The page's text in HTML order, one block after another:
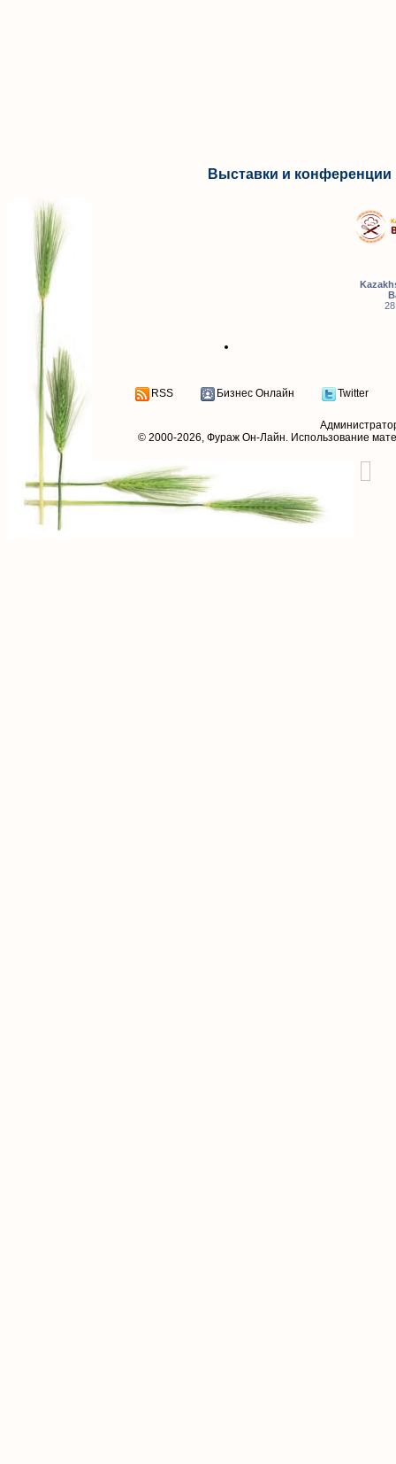
Выставки и конференции
RSS Бизнес Онлайн Twitter
© 2000-2026, Фураж Он-Лайн. Использование